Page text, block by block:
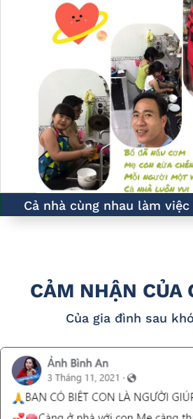
Cả nhà cùng nhau làm
CẢM NHẬN CỦA
Của gia đình sau